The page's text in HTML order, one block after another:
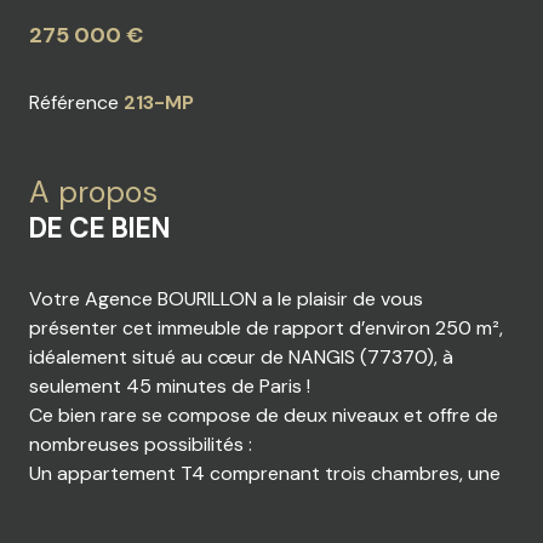
275 000 €
Référence 213-MP
A propos
DE CE BIEN
Votre Agence BOURILLON a le plaisir de vous
présenter cet immeuble de rapport d’environ 250 m²,
idéalement situé au cœur de NANGIS (77370), à
seulement 45 minutes de Paris !
Ce bien rare se compose de deux niveaux et offre de
nombreuses possibilités :
Un appartement T4 comprenant trois chambres, une